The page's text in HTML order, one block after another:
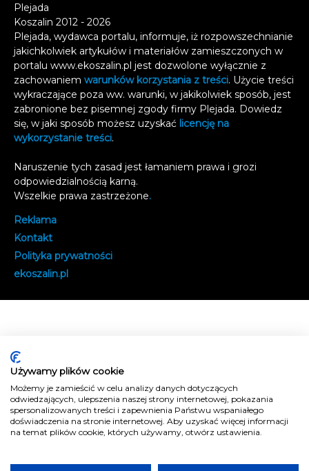
Plejada
Koszalin 2012 - 2026
Plejada, wydawca portalu, informuje, iż rozpowszechnianie
jakichkolwiek artykułów i materiałów zamieszczonych w
portalu www.ekoszalin.pl jest dozwolone wyłącznie z
zachowaniem warunków korzystania z treści. Użycie treści
wykraczające poza ww. warunki, w jakikolwiek sposób, jest
zabronione bez pisemnej zgody firmy Plejada. Dowiedz
się, w jaki sposób możesz uzyskać licencję na
wykorzystanie treści.
Naruszenie tych zasad jest łamaniem prawa i grozi
odpowiedzialnością karną.
Wszelkie prawa zastrzeżone.
Reklama
Kontakt
Polityka prywatności
ekoszalin.pl
Używamy plików cookie
Możemy je zamieścić w celu analizy danych dotyczących
odwiedzających, ulepszenia naszej strony internetowej, pokazania
spersonalizowanych treści i zapewnienia Państwu wspaniałego
doświadczenia na stronie internetowej. Aby uzyskać więcej informacji
na temat plików cookie, których używamy, otwórz ustawienia.